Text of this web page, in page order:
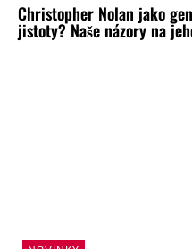
Christopher Nolan jako
jistoty? Naše názory na